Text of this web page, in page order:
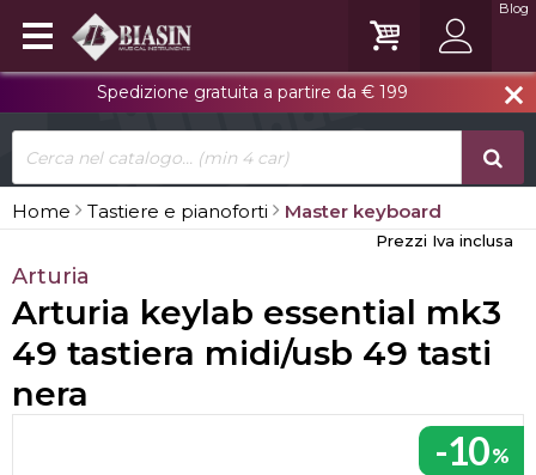
close
Spedizione gratuita a partire da € 199
Blog
Home Tastiere e pianoforti Master keyboard
Prezzi Iva inclusa
Arturia
Arturia keylab essential mk3
49 tastiera midi/usb 49 tasti
nera
-10%